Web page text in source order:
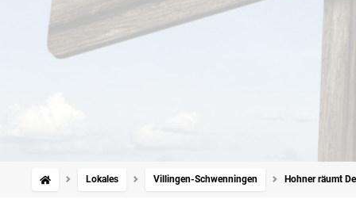
Lokales Villingen-Schwenningen Hohner räumt